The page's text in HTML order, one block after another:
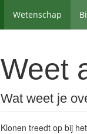
Wetenschap
Weet
Wat weet je
Klonen treedt op bij